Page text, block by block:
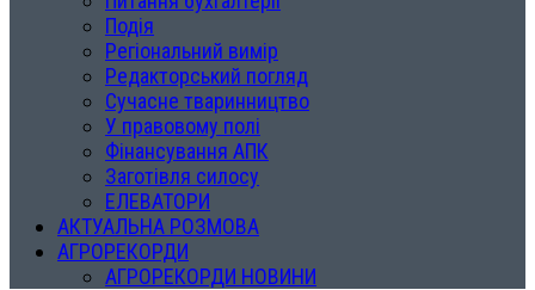
Подія
Регіональний вимір
Редакторський погляд
Сучасне тваринництво
У правовому полі
Фінансування АПК
Заготівля силосу
ЕЛЕВАТОРИ
АКТУАЛЬНА РОЗМОВА
АГРОРЕКОРДИ
АГРОРЕКОРДИ НОВИНИ